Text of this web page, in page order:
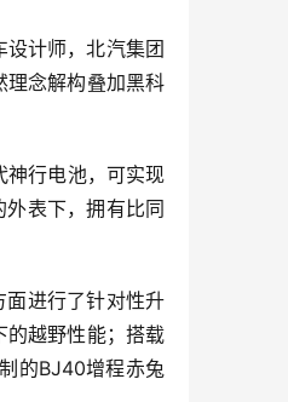
计师，北汽集团
念解构叠加黑科
行电池，可实现
表下，拥有比同
进行了针对性升
的越野性能；搭载
的BJ40增程赤兔